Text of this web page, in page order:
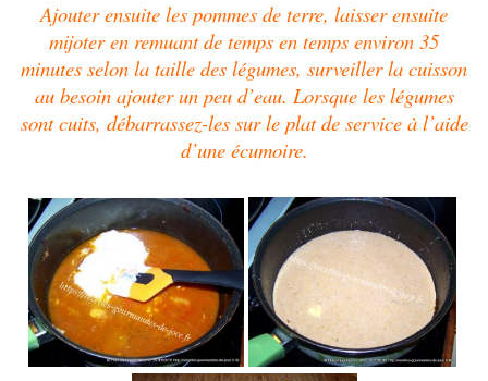
Ajouter ensuite les pommes de terre, laisser ensuite
mijoter en remuant de temps en temps environ 35
minutes selon la taille des légumes, surveiller la cuisson
au besoin ajouter un peu d’eau. Lorsque les légumes
sont cuits, débarrassez-les sur le plat de service à l’aide
d’une écumoire.